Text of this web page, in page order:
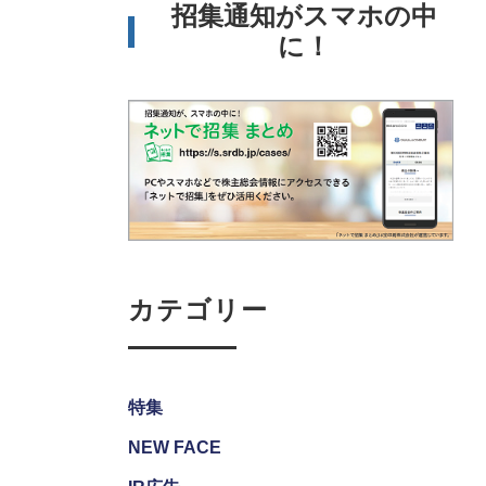
招集通知がスマホの中
に！
カテゴリー
特集
NEW FACE